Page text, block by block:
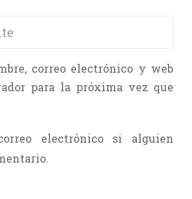
correo electrónico y web
para la próxima vez que
electrónico si alguien